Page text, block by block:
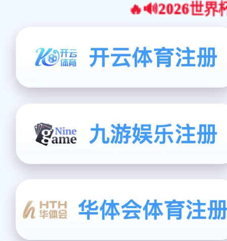
🔥🔊2026世界杯官